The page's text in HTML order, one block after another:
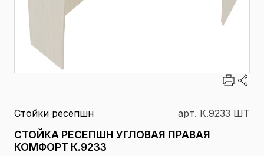
Стойки ресепшн арт. К.9233 ШТ
СТОЙКА РЕСЕПШН УГЛОВАЯ ПРАВАЯ
КОМФОРТ К.9233